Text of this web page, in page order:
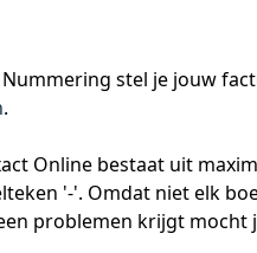
stel je jouw
.
Online bestaat uit
'-'. Omdat niet elk
problemen krijgt mocht